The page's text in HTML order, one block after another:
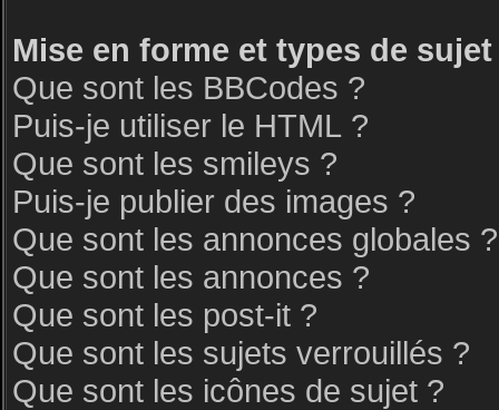
Mise en forme et types de sujet
Que sont les BBCodes ?
Puis-je utiliser le HTML ?
Que sont les smileys ?
Puis-je publier des images ?
Que sont les annonces globales ?
Que sont les annonces ?
Que sont les post-it ?
Que sont les sujets verrouillés ?
Que sont les icônes de sujet ?